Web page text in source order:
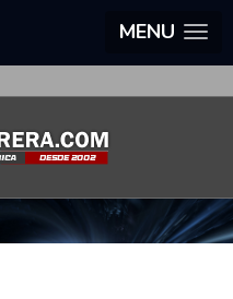
MENU